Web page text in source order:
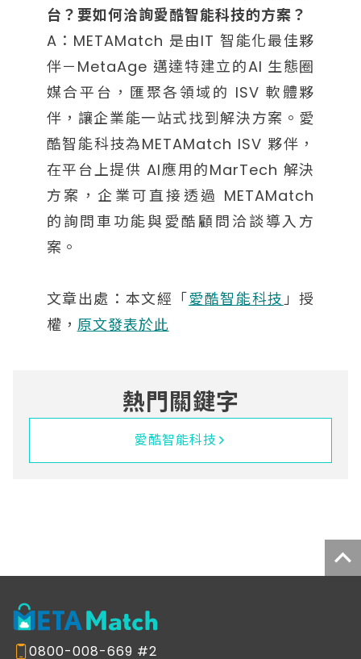
台？要如何洽詢愛酷智能科技的方案？
A：METAMatch 是由IT 智能化最佳夥
伴－MetaAge 邁達特建立的AI 生態圈
媒合平台，匯聚各領域的 ISV 軟體夥
伴，讓企業能一站式找到解決方案。愛
酷智能科技為METAMatch ISV 夥伴，
在平台上提供 AI應用的MarTech 解決
方案，企業可直接透過 METAMatch
的詢問車功能與愛酷顧問洽談導入方
案。
文章出處：本文經「愛酷智能科技」授
權， 原文發表於此
熱門關鍵字
愛酷智能科技
0800-008-669 #2